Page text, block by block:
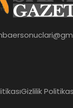
Gizlilik